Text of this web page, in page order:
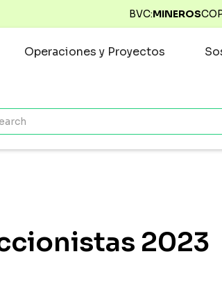
BVC:MINEROS
Operaciones y Proyectos
2023